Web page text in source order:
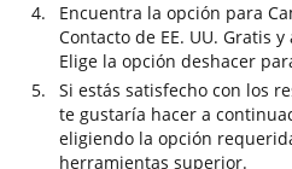
Encuentra la opción para
Contacto de EE. UU. Gratis
Elige la opción deshacer
Si estás satisfecho con los
te gustaría hacer a
eligiendo la opción
herramientas superior.